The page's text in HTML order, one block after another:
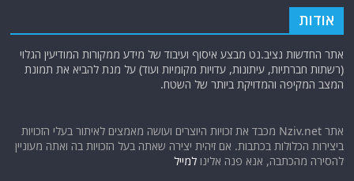
אודות
אתר החדשות נציב.נט מבצע איסוף ועיבוד של מידע ממקורות המודיעין הגלוי
(רשתות חברתיות, עיתונות, עדויות מקומיות ועוד) על מנת להביא את תמונת
המצב המקיפה והמדויקת ביותר של השטח.
אתר Nziv.net מכבד את זכויות היוצרים ועושה מאמצים לאיתור בעלי הזכויות
ביצירות הכלולות בכתבות. אם זיהית יצירה שאתה בעל הזכויות בה ואתה מעוניין
להסירה מהכתבה, אנא פנה אלינולמייל